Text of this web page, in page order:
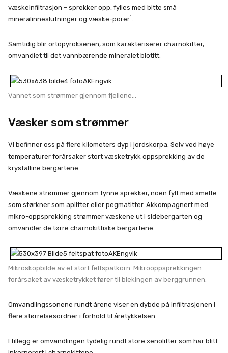
væskeinfiltrasjon – sprekker opp, fylles med bitte små
mineralinneslutninger og væske-porer1
Samtidig blir ortopyroksenen, som karakteriserer charnokitter,
omvandlet til det vannbærende mineralet biotitt.
Vannet som strømmer gjennom fjellene…
Væsker som strømmer
Vi befinner oss på flere kilometers dyp i jordskorpa. Selv ved høye
temperaturer forårsaker stort væsketrykk oppsprekking av de
krystalline bergartene.
Væskene strømmer gjennom tynne sprekker, noen fylt med smelte
som størkner som aplitter eller pegmatitter. Akkompagnert med
mikro-oppsprekking strømmer væskene ut i sidebergarten og
omvandler de tørre charnokittiske bergartene.
Mikroskopbilde av et stort feltspatkorn. Mikrooppsprekkingen
forårsaket av væsketrykket fører til blekingen av berggrunnen.
Omvandlingssonene rundt årene viser en dybde på infiltrasjonen i
flere størrelsesordner i forhold til åretykkelsen.
I tillegg er omvandlingen tydelig rundt store xenolitter som har blitt